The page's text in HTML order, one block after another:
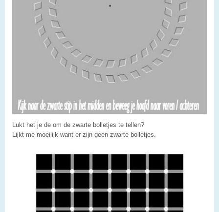
Lukt het je de om de zwarte bolletjes te tellen?
Lijkt me moeilijk want er zijn geen zwarte bolletjes.